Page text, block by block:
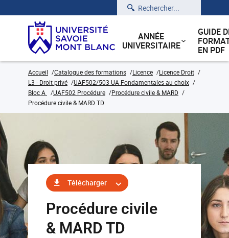
Rechercher
ANNÉE
UNIVERSITAIRE
GUIDE
EN PDF
Accueil Catalogue des formations Licence
Licence Droit
L3 - Droit privé
UAF502/503 UA Fondamentales au choix
Bloc A
UAF502 Procédure
Procédure civile & MARD
Procédure civile & MARD TD
Télécharger
Procédure civile
& MARD TD